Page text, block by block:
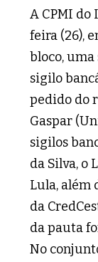
A CPMI
feira (26),
bloco,
sigilo
pedido do
Gaspar
sigilos
da Silva, o
Lula, além
da
da pauta
No